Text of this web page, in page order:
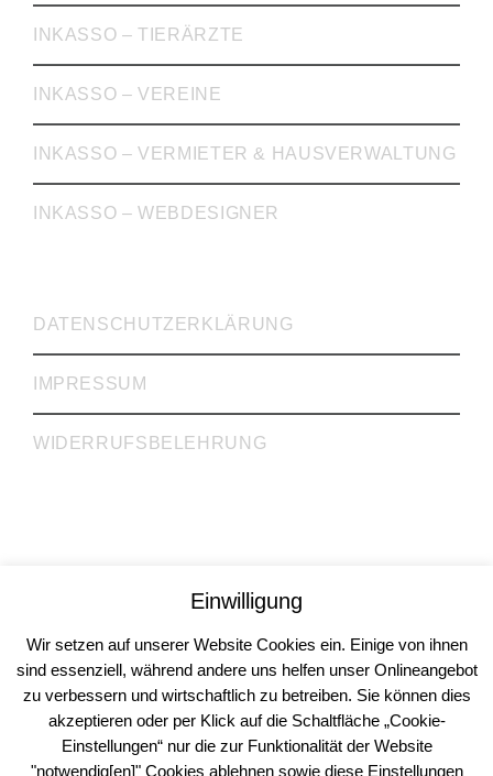
INKASSO – TIERÄRZTE
INKASSO – VEREINE
INKASSO – VERMIETER & HAUSVERWALTUNG
INKASSO – WEBDESIGNER
DATENSCHUTZERKLÄRUNG
IMPRESSUM
WIDERRUFSBELEHRUNG
Rechtsanwälte Dr. Krieg, Gill, Gehrke GbR
Rechtsberatung | Steuerberatung | Inkasso
Köln | Mülheim an der Ruhr
© 2026
Einwilligung
Wir setzen auf unserer Website Cookies ein. Einige von ihnen
sind essenziell, während andere uns helfen unser Onlineangebot
zu verbessern und wirtschaftlich zu betreiben. Sie können dies
akzeptieren oder per Klick auf die Schaltfläche „Cookie-
Einstellungen“ nur die zur Funktionalität der Website
"notwendig[en]" Cookies ablehnen sowie diese Einstellungen